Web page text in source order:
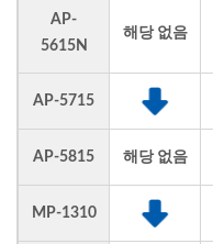
AP-
5615N
해당 없음
AP-5715
AP-5815 해당 없음
MP-1310